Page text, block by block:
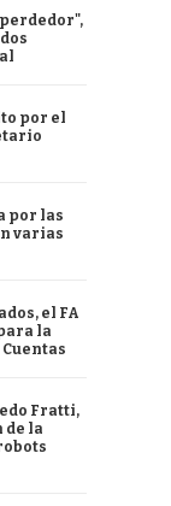
por el
por las
varias
el FA
la
Fratti,
de la